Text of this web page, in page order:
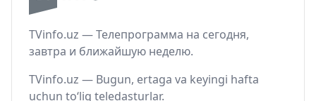
TVinfo.uz — Телепрограмма на сегодня,
завтра и ближайшую неделю.
TVinfo.uz — Bugun, ertaga va keyingi hafta
uchun to‘liq teledasturlar.